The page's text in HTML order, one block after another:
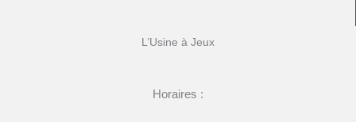
L’Usine à Jeux
Horaires :